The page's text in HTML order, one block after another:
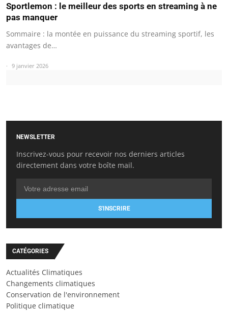
Sportlemon : le meilleur des sports en streaming à ne
pas manquer
Sommaire : la montée en puissance du streaming sportif, les
avantages de…
9 janvier 2026
NEWSLETTER
Inscrivez-vous pour recevoir nos derniers articles
directement dans votre boîte mail.
S'INSCRIRE
CATÉGORIES
Actualités Climatiques
Changements climatiques
Conservation de l'environnement
Politique climatique